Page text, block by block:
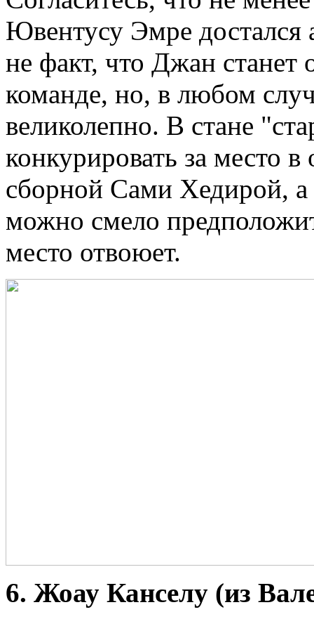
Ювентусу Эмре достался
не факт, что Джан
команде, но, в любом
великолепно. В стане
конкурировать за место
сборной Сами Хедирой, а
можно смело
место отвоюет.
6. Жоау Канселу (из